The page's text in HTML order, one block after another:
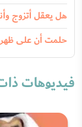
هل يعقل أتزوج
حلمت أن على
فيديوهات